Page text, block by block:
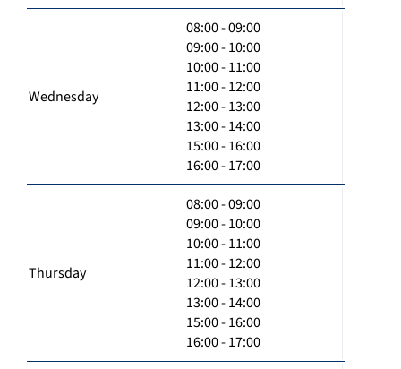
Wednesday
08:00 - 09:00
09:00 - 10:00
10:00 - 11:00
11:00 - 12:00
12:00 - 13:00
13:00 - 14:00
15:00 - 16:00
16:00 - 17:00
Thursday
08:00 - 09:00
09:00 - 10:00
10:00 - 11:00
11:00 - 12:00
12:00 - 13:00
13:00 - 14:00
15:00 - 16:00
16:00 - 17:00